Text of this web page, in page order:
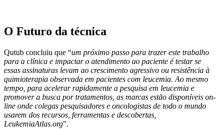
O Futuro da técnica
Qutub concluiu que “um próximo passo para trazer este trabalho
para a clínica e impactar o atendimento ao paciente é testar se
essas assinaturas levam ao crescimento agressivo ou resistência à
quimioterapia observada em pacientes com leucemia. Ao mesmo
tempo, para acelerar rapidamente a pesquisa em leucemia e
promover a busca por tratamentos, as marcas estão disponíveis on-
line onde colegas pesquisadores e oncologistas de todo o mundo
usarem dos recursos, ferramentas e descobertas,
LeukemiaAtlas.org”.